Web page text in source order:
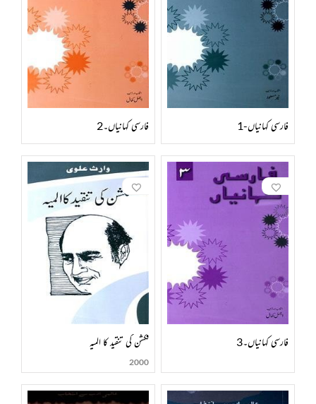
فارسی کہانیاں-1 فارسی کہانیاں۔2
فارسی کہانیاں۔3 فکشن کی تنقید کا المیہ
2000